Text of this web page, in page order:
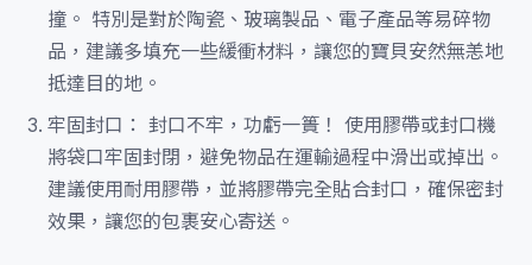
撞。 特別是對於陶瓷、玻璃製品、電子產品等易碎物
品，建議多填充一些緩衝材料，讓您的寶貝安然無恙地
抵達目的地。
牢固封口： 封口不牢，功虧一簣！ 使用膠帶或封口機
將袋口牢固封閉，避免物品在運輸過程中滑出或掉出。
建議使用耐用膠帶，並將膠帶完全貼合封口，確保密封
效果，讓您的包裹安心寄送。